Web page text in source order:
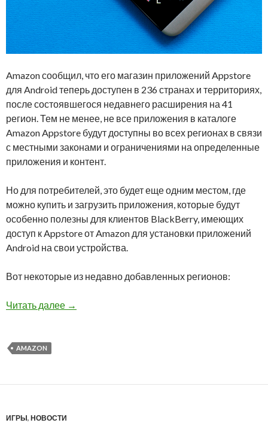
Amazon сообщил, что его магазин приложений Appstore
для Android теперь доступен в 236 странах и территориях,
после состоявшегося недавнего расширения на 41
регион. Тем не менее, не все приложения в каталоге
Amazon Appstore будут доступны во всех регионах в связи
с местными законами и ограничениями на определенные
приложения и контент.
Но для потребителей, это будет еще одним местом, где
можно купить и загрузить приложения, которые будут
особенно полезны для клиентов BlackBerry, имеющих
доступ к Appstore от Amazon для установки приложений
Android на свои устройства.
Вот некоторые из недавно добавленных регионов:
Читать далее Магазин Amazon Appstore стал доступен в
→
AMAZON
ИГРЫ, НОВОСТИ